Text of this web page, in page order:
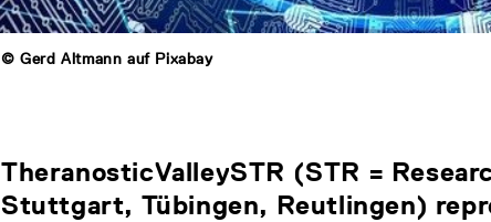
© Gerd Altmann auf Pixabay
TheranosticValleySTR (STR =
Stuttgart, Tübingen, Reutlingen)